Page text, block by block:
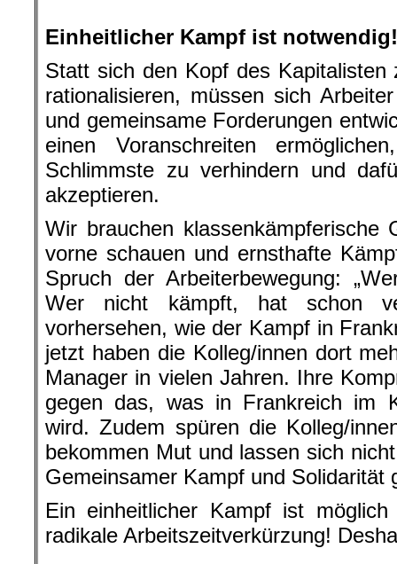
Einheitlicher Kampf ist notwendig!
Statt sich den Kopf des
rationalisieren, müssen sich
und gemeinsame Forderungen
einen Voranschreiten
Schlimmste zu verhindern und
akzeptieren.
Wir brauchen klassenkämpferische
vorne schauen und ernsthafte
Spruch der Arbeiterbewegung:
Wer nicht kämpft, hat schon
vorhersehen, wie der Kampf in
jetzt haben die Kolleg/innen dort
Manager in vielen Jahren. Ihre
gegen das, was in Frankreich im
wird. Zudem spüren die Kolleg/
bekommen Mut und lassen sich
Gemeinsamer Kampf und Solidarität
Ein einheitlicher Kampf ist
radikale Arbeitszeitverkürzung!